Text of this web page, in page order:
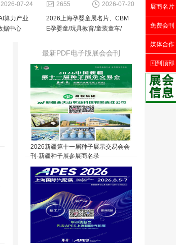
2026-07-24
算力产业
据中心
2026-07-20
2655
2026上海孕婴童展名片、CBM
E孕婴童/玩具教育/童装童车/
最新PDF电子版展会会刊
2026新疆第十一届种子展示交易会会
刊-新疆种子展参展商名录
展商名片
免费会刊
媒体合作
回到顶部